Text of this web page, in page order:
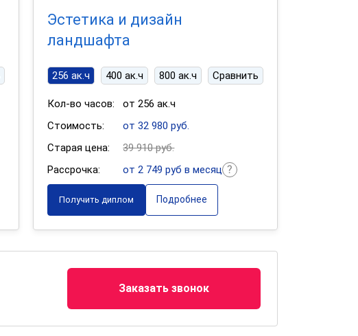
Эстетика и дизайн
ландшафта
256 ак.ч 400 ак.ч 800 ак.ч Сравнить
Кол-во часов:
от 256 ак.ч
Стоимость:
от 32 980 руб.
Старая цена:
39 910 руб.
Рассрочка:
от 2 749 руб в месяц
Получить диплом Подробнее
Заказать звонок